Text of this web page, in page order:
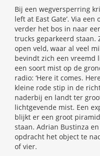
Bij een wegversperring
left at East Gate’. Via
verder het bos in naar
trucks geparkeerd staan.
open veld, waar al veel
bevindt zich een vreemd
een soort mist op de
radio: ‘Here it comes.
kleine rode stip in de
naderbij en landt ter
lichtgevende mist. Een
blijkt er een groot
staan. Adrian Bustinza
opdracht het object te
of vier.